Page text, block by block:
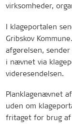
virksomheder,
I klageportalen
Gribskov
afgørelsen,
i nævnet via
videresendelsen.
Planklagenævnet
uden om
fritaget for brug af